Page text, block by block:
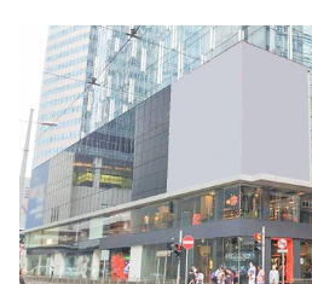
Liquor Licence
Living Space
Multiple Rooms
Office Equipment
Private Parking
Raw